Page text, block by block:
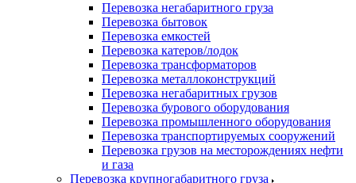
Перевозка негабаритного груза
Перевозка бытовок
Перевозка емкостей
Перевозка катеров/лодок
Перевозка трансформаторов
Перевозка металлоконструкций
Перевозка негабаритных грузов
Перевозка бурового оборудования
Перевозка промышленного оборудования
Перевозка транспортируемых сооружений
Перевозка грузов на месторождениях нефти
и газа
Перевозка крупногабаритного груза